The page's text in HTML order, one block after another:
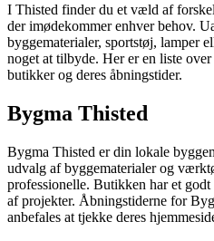
I Thisted finder du et væld af
der imødekommer enhver behov.
byggematerialer, sportstøj, lamper
noget at tilbyde. Her er en liste
butikker og deres åbningstider.
Bygma Thisted
Bygma Thisted er din lokale
udvalg af byggematerialer og
professionelle. Butikken har et
af projekter. Åbningstiderne for
anbefales at tjekke deres